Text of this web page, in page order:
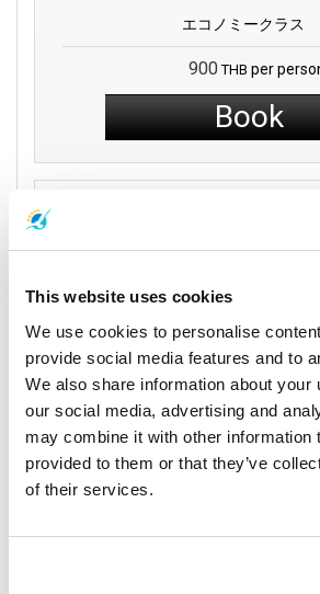
This website uses cookies
We use cookies to personalise
provide social media features and to
We also share information about your
our social media, advertising and
may combine it with other information
provided to them or that they’ve
of their services.
エコノミークラス
900 THB per
Book
Seudamgo
13:00
クッド島
アオ・サラダ桟橋
旅行の詳細